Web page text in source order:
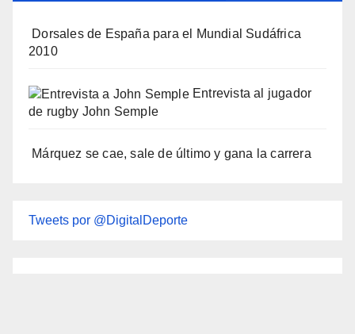
Dorsales de España para el Mundial Sudáfrica
2010
Entrevista al jugador
de rugby John Semple
Márquez se cae, sale de último y gana la carrera
Tweets por @DigitalDeporte